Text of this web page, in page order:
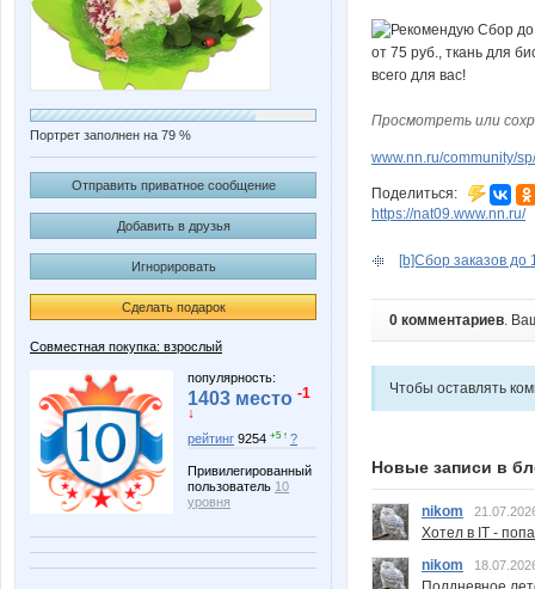
Портрет заполнен на 79 %
Отправить приватное сообщение
Добавить в друзья
Игнорировать
Сделать подарок
Совместная покупка: взрослый
популярность:
1403 место -1
↓
рейтинг 9254 +5 ↑ ?
Привилегированный
пользователь 10
уровня
Просмотреть или
www.nn.ru/community/
Поделиться:
https://nat09.www.nn.ru/
[b]Сбор заказов до
0 комментариев.
Чтобы оставлять
Новые записи в
nikom
Хотел в IT -
nikom